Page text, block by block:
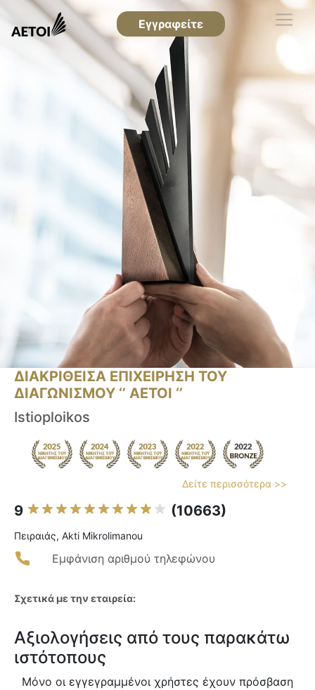
Εγγραφείτε
ΔΙΑΚΡΙΘΕΙΣΑ ΕΠΙΧΕΙΡΗΣΗ ΤΟΥ
ΔΙΑΓΩΝΙΣΜΟΥ ‘’ ΑΕΤΟΙ ‘’
Istioploikos
Δείτε περισσότερα >>
9 (10663)
Πειραιάς, Akti Mikrolimanou
Εμφάνιση αριθμού τηλεφώνου
Σχετικά με την εταιρεία:
Αξιολογήσεις από τους παρακάτω
ιστότοπους
Μόνο οι εγγεγραμμένοι χρήστες έχουν πρόσβαση